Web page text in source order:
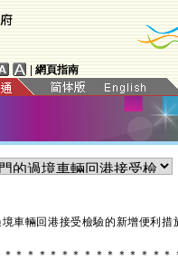
網頁指南
車輛回港接受檢驗的新增便利措
＊ ＊ ＊ ＊ ＊ ＊ ＊ ＊ ＊ ＊ ＊ ＊ ＊ ＊ ＊